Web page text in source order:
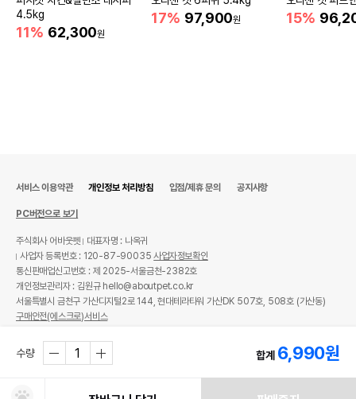
품명 및 모델명 캣처 모래탈취제 핑크 플로랄
법에 의한 인증,허가 등을
경우 그에 대한 사항
제조국 또는 원산지 중국
제조자,수입품의 경우
수입자를 함께 표기
캣처
또는 소비자상담 관련
전화번호
유통기한이 최소 2026.12.04이거나 그
4.5kg
11% 62,300원
17% 97,900원 15%
수량 합계 6,990원
서비스 이용약관 개인정보 처리방침 입점/제휴 문의 공지사항
PC버전으로 보기
주식회사 어바웃펫
대표자명 : 나옥귀
사업자 등록번호 : 120-87-90035사업자정보확인
통신판매업신고번호 : 제 2025-서울금천-2382호
개인정보관리자 : 김원규 hello@aboutpet.co.kr
서울특별시 금천구 가산디지털2로 144, 현대테라타워 가산DK 507호, 508호 (가산동)
구매안전(에스크로)서비스